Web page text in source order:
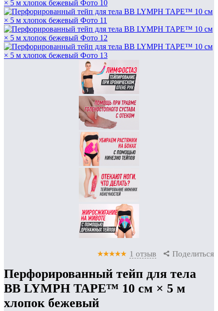
1 отзыв Поделиться
Перфорированный тейп для тела
BB LYMPH TAPE™ 10 см × 5 м
хлопок бежевый